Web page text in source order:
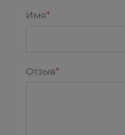
Имя
Отзыв